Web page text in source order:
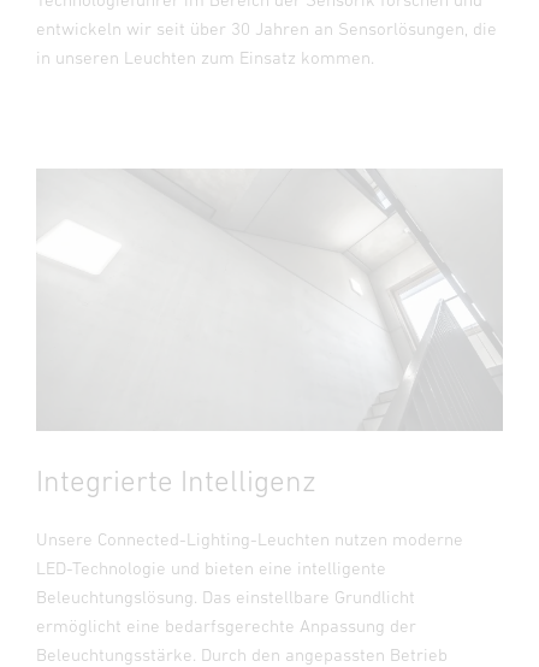
entwickeln wir seit über 30 Jahren an Sensorlösungen, die
in unseren Leuchten zum Einsatz kommen.
Integrierte Intelligenz
Unsere Connected-Lighting-Leuchten nutzen moderne
LED-Technologie und bieten eine intelligente
Beleuchtungslösung. Das einstellbare Grundlicht
ermöglicht eine bedarfsgerechte Anpassung der
Beleuchtungsstärke. Durch den angepassten Betrieb